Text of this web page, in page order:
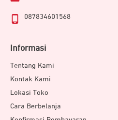
087834601568
Informasi
Tentang Kami
Kontak Kami
Lokasi Toko
Cara Berbelanja